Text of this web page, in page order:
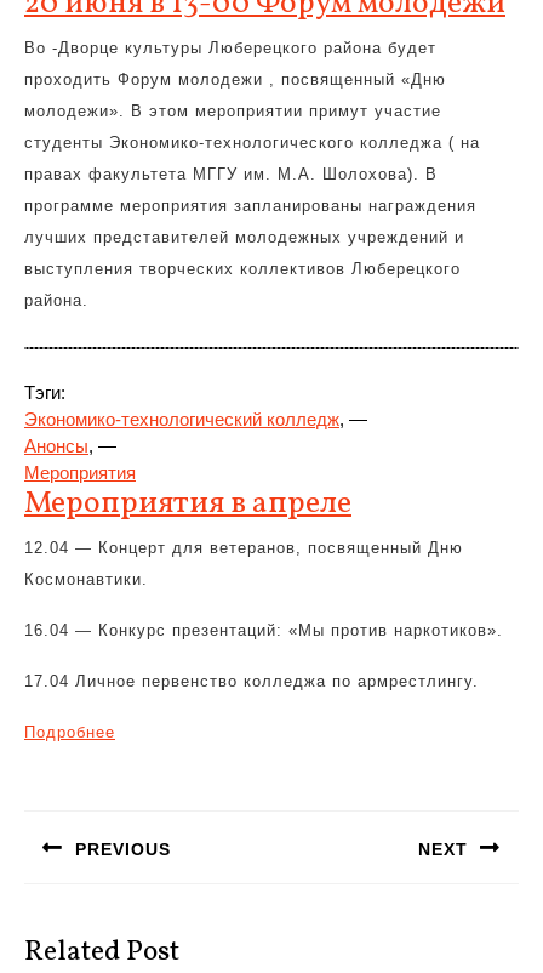
Во -Дворце культуры Люберецкого района будет
проходить Форум молодежи , посвященный «Дню
молодежи». В этом мероприятии примут участие
студенты Экономико-технологического колледжа ( на
правах факультета МГГУ им. М.А. Шолохова). В
программе мероприятия запланированы награждения
лучших представителей молодежных учреждений и
выступления творческих коллективов Люберецкого
района.
Тэги:
Экономико-технологический колледж, —
Анонсы, —
Мероприятия
Мероприятия в апреле
12.04 — Концерт для ветеранов, посвященный Дню
Космонавтики.
16.04 — Конкурс презентаций: «Мы против наркотиков».
17.04 Личное первенство колледжа по армрестлингу.
Подробнее
записям
PREVIOUS NEXT
Related Post